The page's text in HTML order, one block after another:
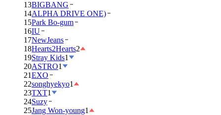
13BIGBANG
14ALPHA DRIVE ONE)
15Park Bo-gum
16IU
17NewJeans
18Hearts2Hearts2
19Stray Kids1
20ASTRO1
21EXO
22songhyekyo1
23TXT1
24Suzy
25Jang Won-young1